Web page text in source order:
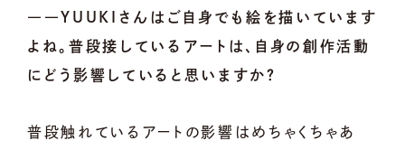
――YUUKIさんはご自身でも絵を描いています
よね。普段接しているアートは、自身の創作活動
にどう影響していると思いますか？
普段触れているアートの影響はめちゃくちゃあ